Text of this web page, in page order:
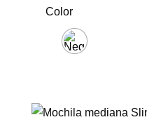
Color